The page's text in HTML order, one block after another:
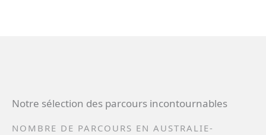
Notre sélection des parcours incontournables
NOMBRE DE PARCOURS EN AUSTRALIE-